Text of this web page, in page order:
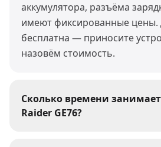
аккумулятора, разъёма
имеют фиксированные цены.
бесплатна — приносите
назовём стоимость.
Сколько времени
Raider GE76?